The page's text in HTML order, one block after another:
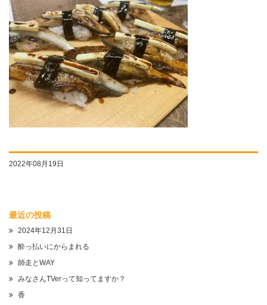
2022年08月19日
最近の投稿
2024年12月31日
酔っ払いにからまれる
師走とWAY
みなさんTVerって知ってますか？
香